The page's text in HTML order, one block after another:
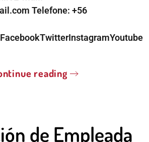
Telefone: +56
reading
de Empleada